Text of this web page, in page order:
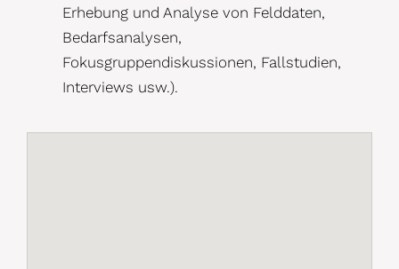
Erhebung und Analyse von Felddaten,
Bedarfsanalysen,
Fokusgruppendiskussionen, Fallstudien,
Interviews usw.).